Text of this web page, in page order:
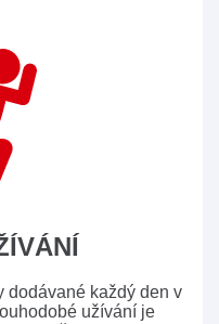
dodávané každý den v
užívání je